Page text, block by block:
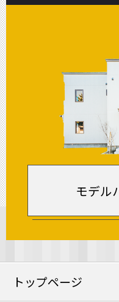
モデル
トップページ